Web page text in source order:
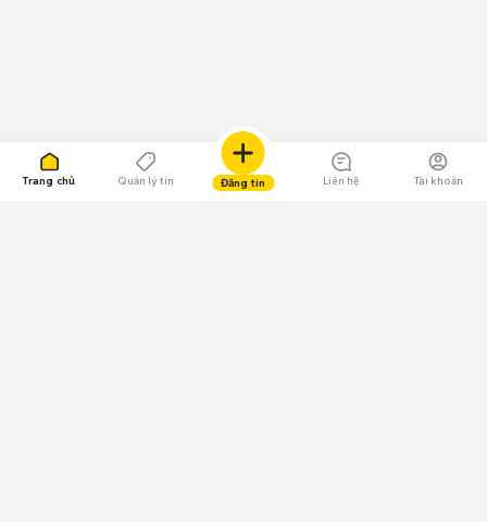
Trang chủ Quản lý tin Đăng tin Liên hệ Tài khoản